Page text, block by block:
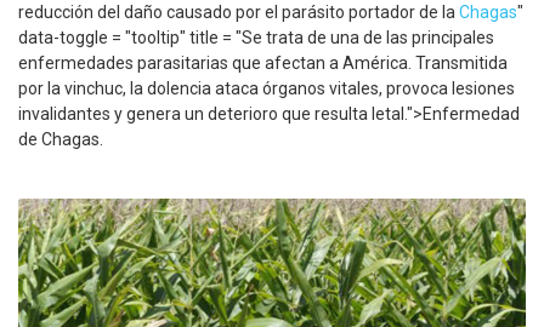
reducción del daño causado por el parásito portador de la Chagas"
data-toggle = "tooltip" title = "Se trata de una de las principales
enfermedades parasitarias que afectan a América. Transmitida
por la vinchuc, la dolencia ataca órganos vitales, provoca lesiones
invalidantes y genera un deterioro que resulta letal.">Enfermedad
de Chagas.